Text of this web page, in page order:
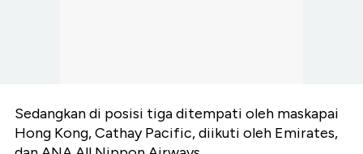
Sedangkan di posisi tiga ditempati oleh maskapai
Hong Kong, Cathay Pacific, diikuti oleh Emirates,